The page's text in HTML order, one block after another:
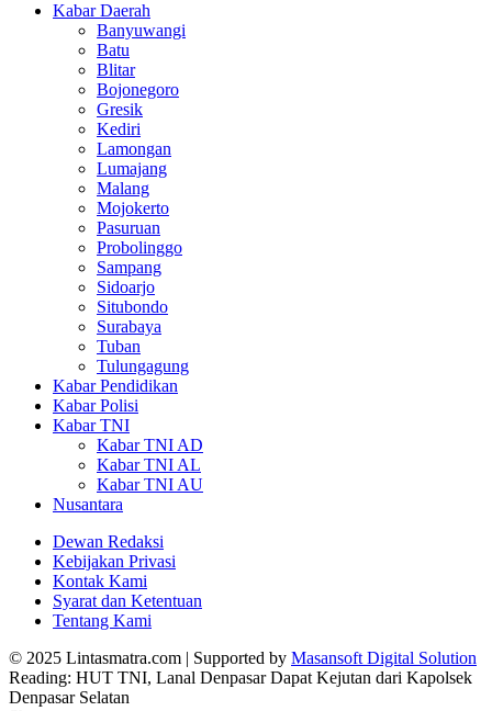
Kabar Daerah
Banyuwangi
Batu
Blitar
Bojonegoro
Gresik
Kediri
Lamongan
Lumajang
Malang
Mojokerto
Pasuruan
Probolinggo
Sampang
Sidoarjo
Situbondo
Surabaya
Tuban
Tulungagung
Kabar Pendidikan
Kabar Polisi
Kabar TNI
Kabar TNI AD
Kabar TNI AL
Kabar TNI AU
Nusantara
Dewan Redaksi
Kebijakan Privasi
Kontak Kami
Syarat dan Ketentuan
Tentang Kami
© 2025 Lintasmatra.com | Supported by Masansoft Digital Solution
Reading: HUT TNI, Lanal Denpasar Dapat Kejutan dari Kapolsek
Denpasar Selatan